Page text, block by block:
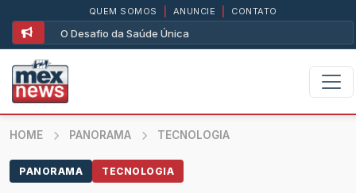
O Desafio da Saúde Única
QUEM SOMOS ANUNCIE CONTATO
HOME PANORAMA TECNOLOGIA
PANORAMA TECNOLOGIA